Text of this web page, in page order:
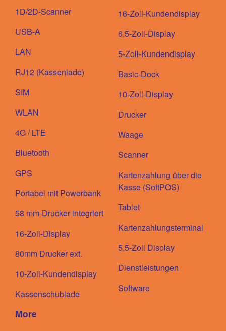
1D/2D-Scanner
USB-A
LAN
RJ12 (Kassenlade)
SIM
WLAN
4G / LTE
Bluetooth
GPS
Portabel mit Powerbank
58 mm-Drucker integriert
16-Zoll-Display
80mm Drucker ext.
10-Zoll-Kundendisplay
Kassenschublade
16-Zoll-Kundendisplay
6,5-Zoll-Display
5-Zoll-Kundendisplay
Basic-Dock
10-Zoll-Display
Drucker
Waage
Scanner
Kartenzahlung über die
Kasse (SoftPOS)
Tablet
Kartenzahlungsterminal
5,5-Zoll Display
Dienstleistungen
Software
More